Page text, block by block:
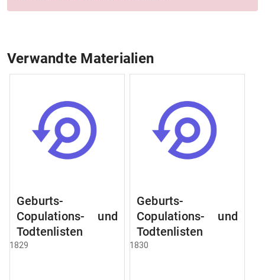
Verwandte Materialien
Geburts-
Copulations- und
Todtenlisten
1829
Geburts-
Copulations- und
Todtenlisten
1830